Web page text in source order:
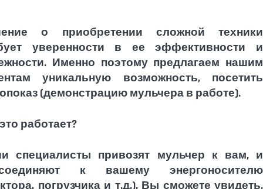
о приобретении сложной техники
уверенности в ее эффективности и
Именно поэтому предлагаем нашим
уникальную возможность, посетить
(демонстрацию мульчера в работе).
работает?
специалисты привозят мульчер к вам, и
к вашему энергоносителю
погрузчика и т.д.). Вы сможете увидеть,